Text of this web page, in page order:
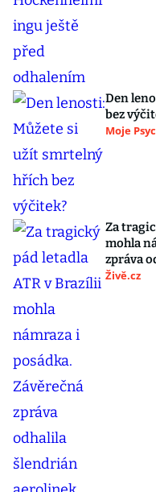
Den
bez
Moje
Za
mohla
zpráva
Živě.cz